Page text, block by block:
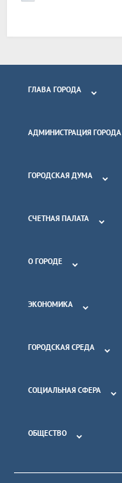
ГЛАВА ГОРОДА
АДМИНИСТРАЦИЯ ГОРОДА
ГОРОДСКАЯ ДУМА
СЧЕТНАЯ ПАЛАТА
О ГОРОДЕ
ЭКОНОМИКА
ГОРОДСКАЯ СРЕДА
СОЦИАЛЬНАЯ СФЕРА
ОБЩЕСТВО